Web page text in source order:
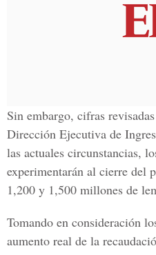
Sin embargo, cifras
Dirección Ejecutiva de
las actuales circunstancias,
experimentarán al cierre del
1,200 y 1,500 millones de
Tomando en consideración
aumento real de la